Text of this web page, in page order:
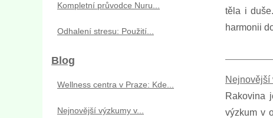
těla i
harmonii
Nejnovější
Rakovina
výzkum v
Kompletní průvodce Nuru...
Odhalení stresu: Použití...
Blog
Wellness centra v Praze: Kde...
Nejnovější výzkumy v...